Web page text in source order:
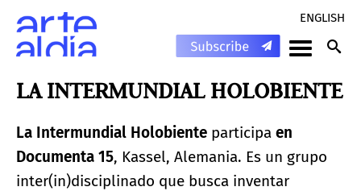
ENGLISH
LA INTERMUNDIAL HOLOBIENTE
La Intermundial Holobiente participa en
Documenta 15, Kassel, Alemania. Es un grupo
inter(in)disciplinado que busca inventar